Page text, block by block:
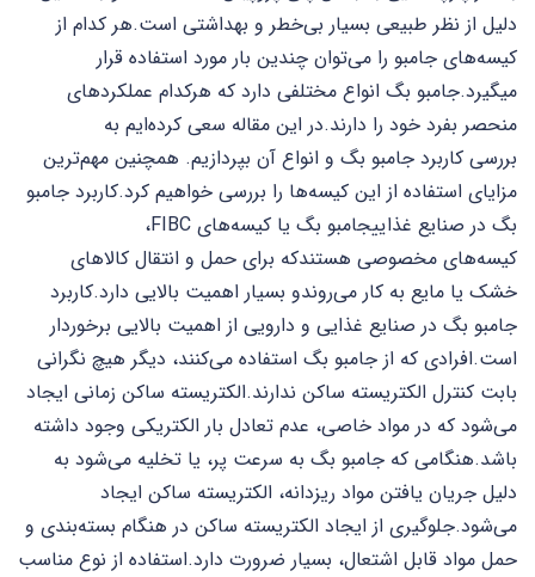
دلیل از نظر طبیعی بسیار بی‌خطر و بهداشتی است.هر کدام از
کیسه‌های جامبو را می‌توان چندین بار مورد استفاده قرار
میگیرد‌.جامبو بگ انواع مختلفی دارد که هرکدام عملکردهای
منحصر بفرد خود را دارند.در این مقاله سعی کرده‌ایم به
بررسی کاربرد جامبو بگ و انواع آن بپردازیم. همچنین مهم‌ترین
مزایای استفاده از این کیسه‌ها را بررسی خواهیم کرد.کاربرد جامبو
بگ در صنایع غذایی
جامبو بگ یا کیسه‌های FIBC،
کیسه‌های مخصوصی هستندکه برای حمل و انتقال کالاهای
خشک یا مایع به کار می‌روندو بسیار اهمیت بالایی دارد.کاربرد
جامبو بگ در صنایع غذایی و دارویی از اهمیت بالایی برخوردار
است.افرادی که از جامبو بگ استفاده می‌کنند، دیگر هیچ نگرانی
بابت کنترل الکتریسته ساکن ندارند.الکتریسته ساکن زمانی ایجاد
می‌شود که در مواد خاصی، عدم تعادل بار الکتریکی وجود داشته
باشد.هنگامی که جامبو بگ به سرعت پر، یا تخلیه می‌شود به
دلیل جریان یافتن مواد ریزدانه، الکتریسته ساکن ایجاد
می‌شود.جلوگیری از ایجاد الکتریسته ساکن در هنگام بسته‌بندی و
حمل مواد قابل اشتعال، بسیار ضرورت دارد.استفاده از نوع مناسب